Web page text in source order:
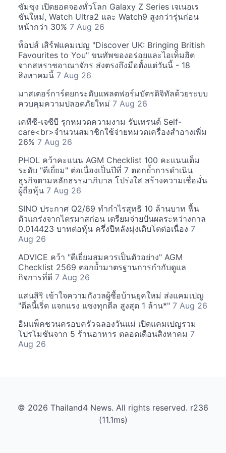
ซัมซุง เปิดยอดจองทั่วโลก Galaxy Z Series เจเนอเร
ชันใหม่, Watch Ultra2 และ Watch9 สูงกว่ารุ่นก่อน
หน้ากว่า 30% 7 Aug 26
ท็อปส์ เสิร์ฟแคมเปญ "Discover UK: Bringing British
Favourites to You" ขนทัพของอร่อยและไอเท็มฮิต
จากสหราชอาณาจักร ส่งตรงถึงมือตั้งแต่วันนี้ - 18
สิงหาคมนี้ 7 Aug 26
มาสเตอร์การ์ดยกระดับแพลตฟอร์มบัตรดิจิทัลด้วยระบบ
ควบคุมความปลอดภัยใหม่ 7 Aug 26
เคทีซี-เจซีบี รุกหมวดความงาม รับเทรนด์ Self-
care<br>จำนวนสมาชิกใช้จ่ายหมวดเครื่องสำอางเพิ่ม
26% 7 Aug 26
PHOL คว้าคะแนน AGM Checklist 100 คะแนนเต็ม
ระดับ "ดีเยี่ยม" ต่อเนื่องเป็นปีที่ 7 ตอกย้ำการดำเนิน
ธุรกิจตามหลักธรรมาภิบาล โปร่งใส สร้างความเชื่อมั่น
ผู้ถือหุ้น 7 Aug 26
SINO ประกาศ Q2/69 ทำกำไรสุทธิ 10 ล้านบาท ฟื้น
ตัวแกร่งจากไตรมาสก่อน เตรียมจ่ายปันผลระหว่างกาล
0.014423 บาทต่อหุ้น ครึ่งปีหลังมุ่งเติบโตต่อเนื่อง 7
Aug 26
ADVICE คว้า "ดีเยี่ยมสมควรเป็นตัวอย่าง" AGM
Checklist 2569 ตอกย้ำมาตรฐานการกำกับดูแล
กิจการที่ดี 7 Aug 26
แสนสิริ เข้าใจความกังวลผู้ซื้อบ้านยุคใหม่ ส่งแคมเปญ
"ดีลนี้เริ่ด แจกแรง แซงทุกดีล สูงสุด 1 ล้าน*" 7 Aug 26
อิมแพ็คชวนครอบครัวฉลองวันแม่ เปิดแคมเปญรวม
โปรโมชันจาก 5 ร้านอาหาร ตลอดเดือนสิงหาคม 7
Aug 26
© 2026 Thailand4 News. All rights reserved. r236
(11.1ms)